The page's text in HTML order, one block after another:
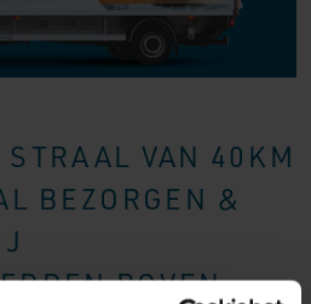
VAN 40KM
BEZORGEN &
BOVEN